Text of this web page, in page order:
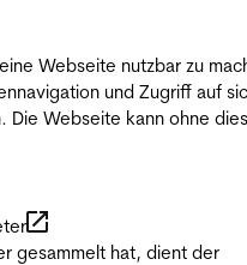
Webseite nutzbar zu
und Zugriff auf
Die Webseite kann ohne
gesammelt hat, dient der